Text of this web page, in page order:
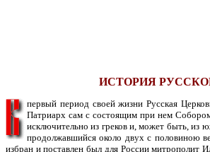
ИСТОРИЯ
первый период своей жизни Русская
Патриарх сам с состоящим при нем Собором
исключительно из греков и, может быть, из
продолжавшийся около двух с половиною
избран и поставлен был для России митрополит